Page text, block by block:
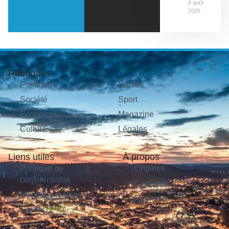
6 août
2026
Rubriques
Politique
Société
Économie
Culture
Sorties
Sport
Magazine
Légales
Liens utiles
Politique de
confidentialité
Mentions légales
Contact
À propos
Origines
Carrières
Publicité